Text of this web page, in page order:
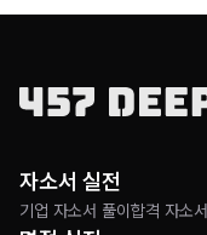
자소서 실전
기업 자소서 풀이 합격 자소서